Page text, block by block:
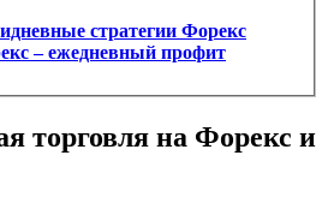
стратегии Форекс
– ежедневный профит
торговля на Форекс и